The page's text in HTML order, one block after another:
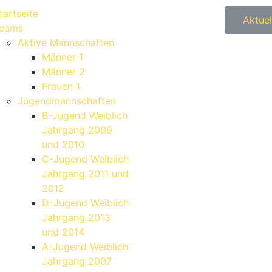
Aktive Mannschaften
Männer 1
Männer 2
Frauen 1
Jugendmannschaften
B-Jugend Weiblich
Jahrgang 2009
und 2010
C-Jugend Weiblich
Jahrgang 2011 und
2012
D-Jugend Weiblich
Jahrgang 2013
und 2014
A-Jugend Weiblich
Jahrgang 2007